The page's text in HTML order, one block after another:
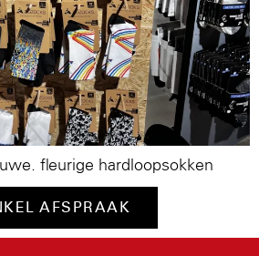
fleurige hardloopsokken
AFSPRAAK